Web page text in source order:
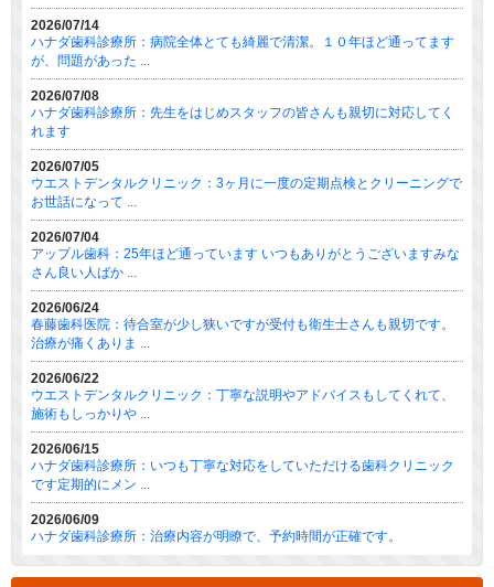
2026/07/14
ハナダ歯科診療所：病院全体とても綺麗で清潔。１０年ほど通ってます
が、問題があった ...
2026/07/08
ハナダ歯科診療所：先生をはじめスタッフの皆さんも親切に対応してく
れます
2026/07/05
ウエストデンタルクリニック：3ヶ月に一度の定期点検とクリーニングで
お世話になって ...
2026/07/04
アップル歯科：25年ほど通っています いつもありがとうございますみな
さん良い人ばか ...
2026/06/24
春藤歯科医院：待合室が少し狭いですが受付も衛生士さんも親切です。
治療が痛くありま ...
2026/06/22
ウエストデンタルクリニック：丁寧な説明やアドバイスもしてくれて、
施術もしっかりや ...
2026/06/15
ハナダ歯科診療所：いつも丁寧な対応をしていただける歯科クリニック
です定期的にメン ...
2026/06/09
ハナダ歯科診療所：治療内容が明瞭で、予約時間が正確です。